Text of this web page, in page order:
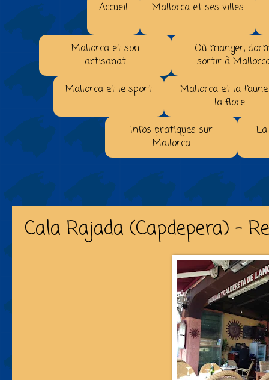
Accueil Mallorca et ses villes
Mallorca et son
artisanat
Où manger,
sortir à
Mallorca et le sport
Mallorca et la
la flore
Infos pratiques sur
Mallorca
Cala Rajada (Capdepera) -